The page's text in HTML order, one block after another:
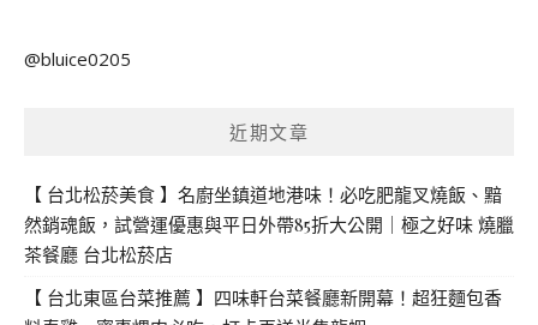
鍵
@bluice0205
近期文章
【 台北松菸美食 】名廚坐鎮道地港味！必吃肥龍叉燒飯、黯
然銷魂飯，試營運優惠與平日外帶85折大公開｜極之好味 燒臘
茶餐廳 台北松菸店
【 台北東區台菜推薦 】四味軒台菜餐廳新開幕！超狂麵包香